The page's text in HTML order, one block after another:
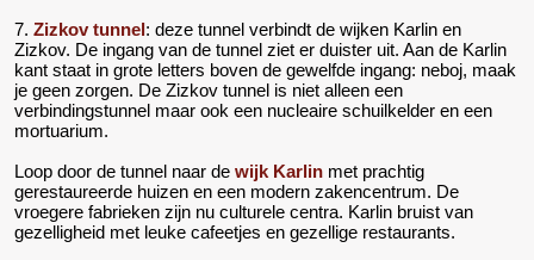
7. Zizkov tunnel: deze tunnel verbindt de wijken Karlin en
Zizkov. De ingang van de tunnel ziet er duister uit. Aan de Karlin
kant staat in grote letters boven de gewelfde ingang: neboj, maak
je geen zorgen. De Zizkov tunnel is niet alleen een
verbindingstunnel maar ook een nucleaire schuilkelder en een
mortuarium.
Loop door de tunnel naar de wijk Karlin met prachtig
gerestaureerde huizen en een modern zakencentrum. De
vroegere fabrieken zijn nu culturele centra. Karlin bruist van
gezelligheid met leuke cafeetjes en gezellige restaurants.